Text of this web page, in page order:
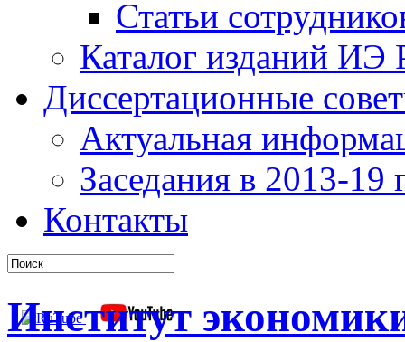
Статьи
Каталог изданий ИЭ
Диссертационные
Актуальная
Заседания в 2013-19
Контакты
Институт